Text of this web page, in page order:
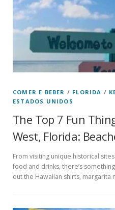
COMER E BEBER / FLORIDA /
ESTADOS UNIDOS
The Top 7 Fun
West, Florida:
From visiting unique historical
food and drinks, there’s
out the Hawaiian shirts, margarita